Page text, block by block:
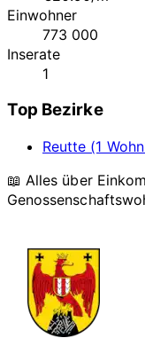
Einwohner
773 000
Inserate
1
Top Bezirke
Reutte (1
📖 Alles über